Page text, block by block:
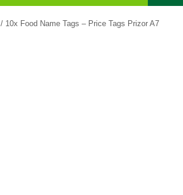
/ 10x Food Name Tags – Price Tags Prizor A7